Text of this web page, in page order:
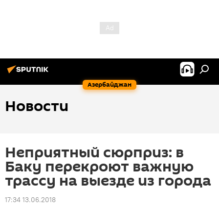
Азербайджан
Новости
Неприятный сюрприз: в
Баку перекроют важную
трассу на выезде из города
17:34 13.06.2018